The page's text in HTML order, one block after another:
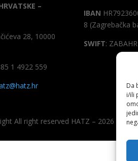
Da
i/ili
–
28, 10000
1 4922 559
IBAN
8 (Zagrebačka
SWIFT:
All right reserved HATZ – 2026